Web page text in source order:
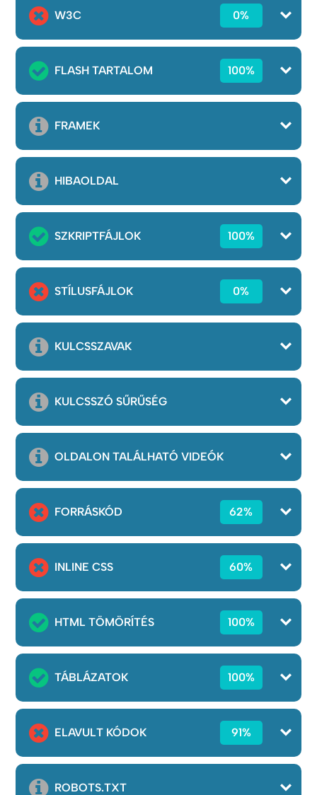
W3C 0%
FLASH TARTALOM 100%
FRAMEK
HIBAOLDAL
SZKRIPTFÁJLOK 100%
STÍLUSFÁJLOK 0%
KULCSSZAVAK
KULCSSZÓ SŰRŰSÉG
OLDALON TALÁLHATÓ VIDEÓK
FORRÁSKÓD 62%
INLINE CSS 60%
HTML TÖMÖRÍTÉS 100%
TÁBLÁZATOK 100%
ELAVULT KÓDOK 91%
ROBOTS.TXT